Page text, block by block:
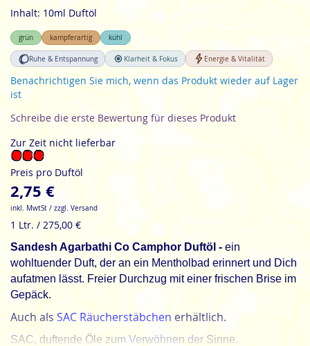
Inhalt: 10ml Duftöl
grün kampferartig kühl
Ruhe & Entspannung Klarheit & Fokus Energie & Vitalität
Benachrichtigen Sie mich, wenn das Produkt wieder auf Lager
ist
Schreibe die erste Bewertung für dieses Produkt
Zur Zeit nicht lieferbar
Preis pro Duftöl
2,75 €
inkl. MwtSt / zzgl. Versand
1 Ltr. / 275,00 €
Sandesh Agarbathi Co Camphor Duftöl - ein
wohltuender Duft, der an ein Mentholbad erinnert und Dich
aufatmen lässt. Freier Durchzug mit einer frischen Brise im
Gepäck.
Auch als SAC Räucherstäbchen erhältlich.
SAC, duftende Öle zum Verwöhnen der Sinne.